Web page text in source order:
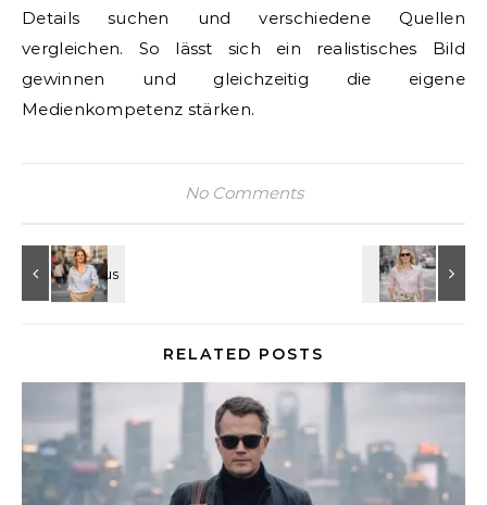
Details suchen und verschiedene Quellen
vergleichen. So lässt sich ein realistisches Bild
gewinnen und gleichzeitig die eigene
Medienkompetenz stärken.
No Comments
RELATED POSTS